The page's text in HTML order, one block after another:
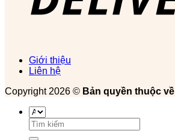
Giới thiệu
Liên hệ
Copyright 2026 © Bản quyền thuộc về
Tìm
kiếm: